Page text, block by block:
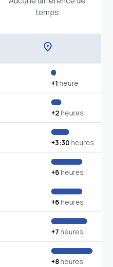
temps
location_on
+1 heure
+2 heures
+3:30 heures
+6 heures
+6 heures
+7 heures
+8heures